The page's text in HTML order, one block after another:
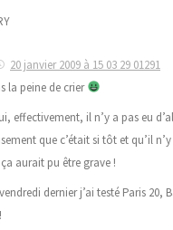
20 janvier 2009 à 15 03 29 01291
la peine de crier
effectivement, il n’y a pas eu
que c’était si tôt et qu’il
aurait pu être grave !
dernier j’ai testé Paris 20,